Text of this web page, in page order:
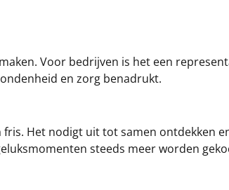
Voor bedrijven is het een
en zorg benadrukt.
Het nodigt uit tot samen ontdekken
steeds meer worden